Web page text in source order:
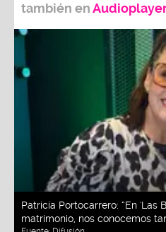
también enAudioplayer
Patricia Portocarrero: “En 'Las
matrimonio, nos conocemos